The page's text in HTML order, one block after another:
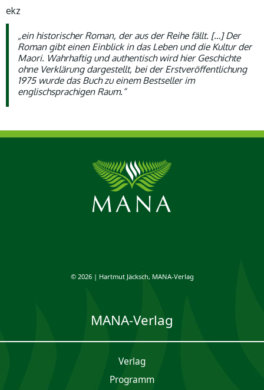
ekz
„ein historischer Roman, der aus der Reihe fällt. […] Der
Roman gibt einen Einblick in das Leben und die Kultur der
Maori. Wahrhaftig und authentisch wird hier Geschichte
ohne Verklärung dargestellt, bei der Erstveröffentlichung
1975 wurde das Buch zu einem Bestseller im
englischsprachigen Raum.“
© 2026 | Hartmut Jäcksch, MANA-Verlag
MANA-Verlag
Verlag
Programm